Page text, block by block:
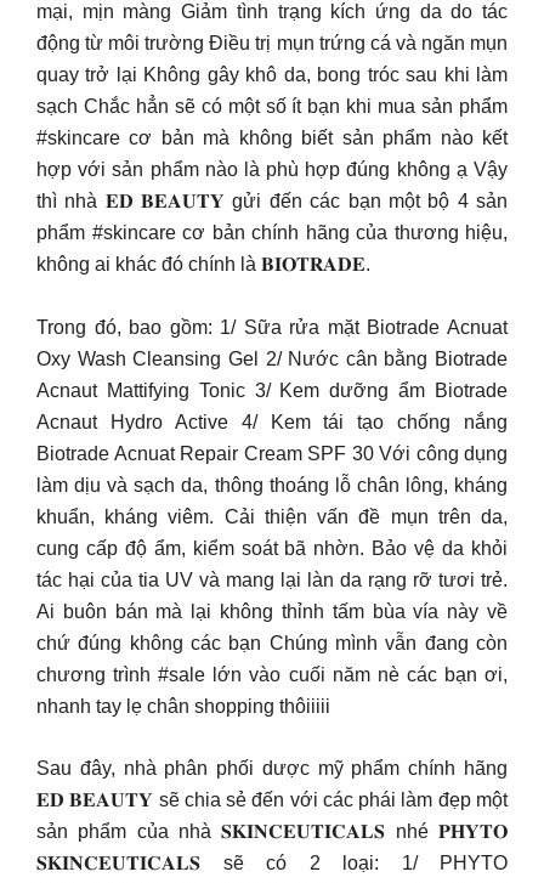
mại, mịn màng Giảm tình trạng kích ứng da do tác
động từ môi trường Điều trị mụn trứng cá và ngăn mụn
quay trở lại Không gây khô da, bong tróc sau khi làm
sạch Chắc hẳn sẽ có một số ít bạn khi mua sản phẩm
#skincare cơ bản mà không biết sản phẩm nào kết
hợp với sản phẩm nào là phù hợp đúng không ạ Vậy
thì nhà 𝐄𝐃 𝐁𝐄𝐀𝐔𝐓𝐘 gửi đến các bạn một bộ 4 sản
phẩm #skincare cơ bản chính hãng của thương hiệu,
không ai khác đó chính là 𝐁𝐈𝐎𝐓𝐑𝐀𝐃𝐄.
Trong đó, bao gồm: 1/ Sữa rửa mặt Biotrade Acnuat
Oxy Wash Cleansing Gel 2/ Nước cân bằng Biotrade
Acnaut Mattifying Tonic 3/ Kem dưỡng ẩm Biotrade
Acnaut Hydro Active 4/ Kem tái tạo chống nắng
Biotrade Acnuat Repair Cream SPF 30 Với công dụng
làm dịu và sạch da, thông thoáng lỗ chân lông, kháng
khuẩn, kháng viêm. Cải thiện vấn đề mụn trên da,
cung cấp độ ẩm, kiểm soát bã nhờn. Bảo vệ da khỏi
tác hại của tia UV và mang lại làn da rạng rỡ tươi trẻ.
Ai buôn bán mà lại không thỉnh tấm bùa vía này về
chứ đúng không các bạn Chúng mình vẫn đang còn
chương trình #sale lớn vào cuối năm nè các bạn ơi,
nhanh tay lẹ chân shopping thôiiiii
Sau đây, nhà phân phối dược mỹ phẩm chính hãng
𝐄𝐃 𝐁𝐄𝐀𝐔𝐓𝐘 sẽ chia sẻ đến với các phái làm đẹp một
sản phẩm của nhà 𝐒𝐊𝐈𝐍𝐂𝐄𝐔𝐓𝐈𝐂𝐀𝐋𝐒 nhé 𝐏𝐇𝐘𝐓𝐎
𝐒𝐊𝐈𝐍𝐂𝐄𝐔𝐓𝐈𝐂𝐀𝐋𝐒 sẽ có 2 loại: 1/ PHYTO